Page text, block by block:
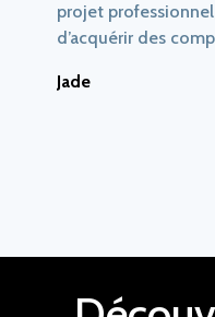
projet
d’acquérir des
Jade